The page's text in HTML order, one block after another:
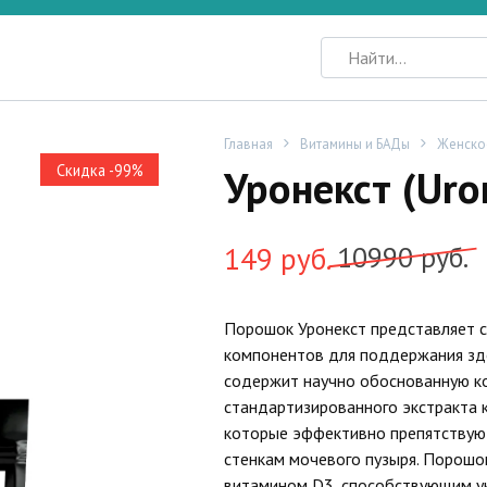
Search
for:
Скидка -99%
Главная Витамины и БАДы
Уронекст
10990руб.
Первоначальная
составляла
10990
руб..
149 руб.
Текущая
149
руб..
Порошок Уронекст представляет
компонентов для поддержания
содержит научно обоснованную
стандартизированного
которые эффективно
стенкам мочевого пузыря.